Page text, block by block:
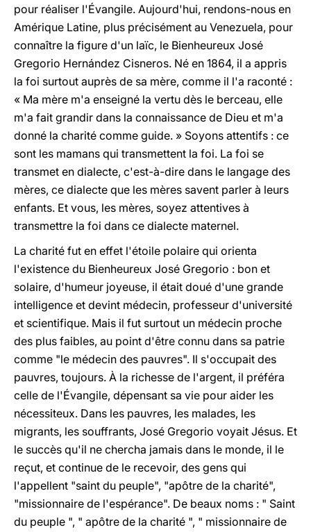
pour réaliser l'Évangile. Aujourd'hui, rendons-nous en
Amérique Latine, plus précisément au Venezuela, pour
connaître la figure d'un laïc, le Bienheureux José
Gregorio Hernández Cisneros. Né en 1864, il a appris
la foi surtout auprès de sa mère, comme il l'a raconté :
« Ma mère m'a enseigné la vertu dès le berceau, elle
m'a fait grandir dans la connaissance de Dieu et m'a
donné la charité comme guide. » Soyons attentifs : ce
sont les mamans qui transmettent la foi. La foi se
transmet en dialecte, c'est-à-dire dans le langage des
mères, ce dialecte que les mères savent parler à leurs
enfants. Et vous, les mères, soyez attentives à
transmettre la foi dans ce dialecte maternel.
La charité fut en effet l'étoile polaire qui orienta
l'existence du Bienheureux José Gregorio : bon et
solaire, d'humeur joyeuse, il était doué d'une grande
intelligence et devint médecin, professeur d'université
et scientifique. Mais il fut surtout un médecin proche
des plus faibles, au point d'être connu dans sa patrie
comme "le médecin des pauvres". Il s'occupait des
pauvres, toujours. À la richesse de l'argent, il préféra
celle de l'Évangile, dépensant sa vie pour aider les
nécessiteux. Dans les pauvres, les malades, les
migrants, les souffrants, José Gregorio voyait Jésus. Et
le succès qu'il ne chercha jamais dans le monde, il le
reçut, et continue de le recevoir, des gens qui
l'appellent "saint du peuple", "apôtre de la charité",
"missionnaire de l'espérance". De beaux noms : " Saint
du peuple ", " apôtre de la charité ", " missionnaire de